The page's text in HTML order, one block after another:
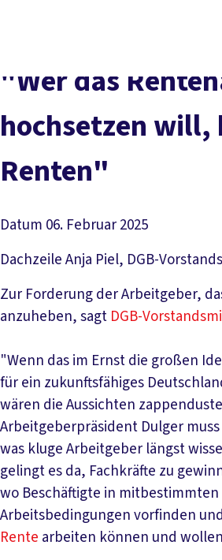
Service
"Wer das
hochsetzen will,
Renten"
Datum 06. Februar 2025
DachzeileAnja Piel, DGB-
Zur Forderung der Arbeitgeber,
anzuheben, sagt DGB-
"Wenn das im Ernst die großen
für ein zukunftsfähiges
wären die Aussichten
Arbeitgeberpräsident Dulger
was kluge Arbeitgeber längst
gelingt es da, Fachkräfte zu
wo Beschäftigte in
Arbeitsbedingungen vorfinden
Rente arbeiten können und